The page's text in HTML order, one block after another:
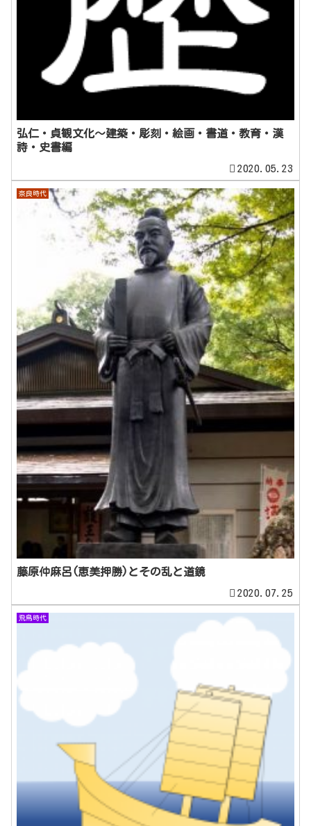
弘仁・貞観文化～建築・彫刻・絵画・書道・教育・漢
詩・史書編
2020.05.23
奈良時代
藤原仲麻呂(恵美押勝)とその乱と道鏡
2020.07.25
飛鳥時代